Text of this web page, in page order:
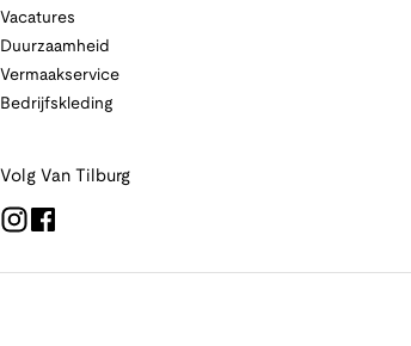
Vacatures
Duurzaamheid
Vermaakservice
Bedrijfskleding
Volg Van Tilburg